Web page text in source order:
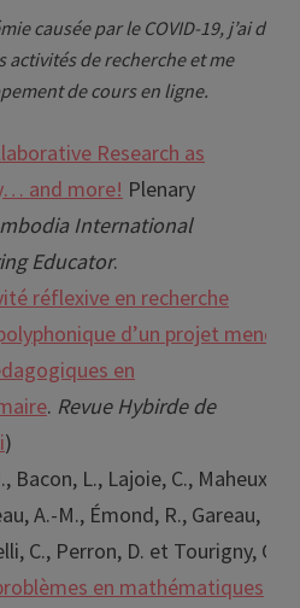
causée par le COVID-19, j’ai du
activités de recherche et me
de cours en ligne.
Research as
and more! Plenary
International
Educator.
réflexive en recherche
d’un projet mené
en
. Revue Hybirde de
)
Bacon, L., Lajoie, C., Maheux,
A.-M., Émond, R., Gareau,
C., Perron, D. et Tourigny, C.
en mathématiques